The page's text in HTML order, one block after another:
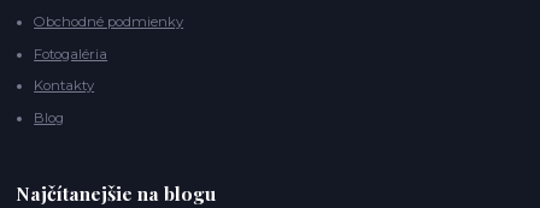
Obchodné podmienky
Fotogaléria
Kontakty
Blog
Najčítanejšie na blogu